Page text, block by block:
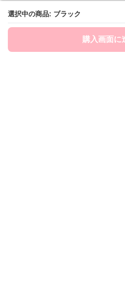
選択中の商品: ブラック
購入画面に
選択中の商品: ブラック
購入画面に